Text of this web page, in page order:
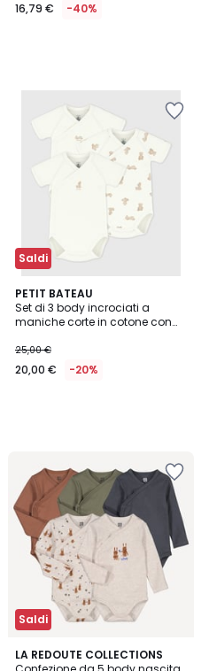
16,79 € -40%
Saldi
PETIT BATEAU
Set di 3 body incrociati a
maniche corte in cotone con
25,00 €
20,00 € -20%
Saldi
LA REDOUTE COLLECTIONS
3
/